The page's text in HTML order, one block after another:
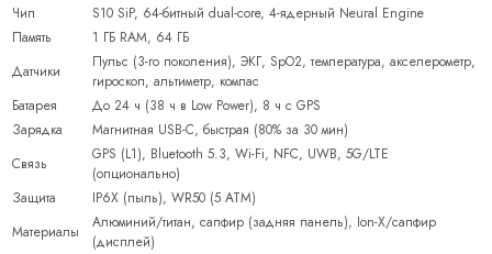
Чип
S10 SiP, 64-битный dual-core, 4-ядерный Neural Engine
Память
1 ГБ RAM, 64 ГБ
Датчики
Пульс (3-го поколения), ЭКГ, SpO2, температура, акселерометр,
гироскоп, альтиметр, компас
Батарея
До 24 ч (38 ч в Low Power), 8 ч с GPS
Зарядка
Магнитная USB-C, быстрая (80% за 30 мин)
Связь
GPS (L1), Bluetooth 5.3, Wi-Fi, NFC, UWB, 5G/LTE
(опционально)
Защита
IP6X (пыль), WR50 (5 ATM)
Материалы
Алюминий/титан, сапфир (задняя панель), Ion-X/сапфир
(дисплей)